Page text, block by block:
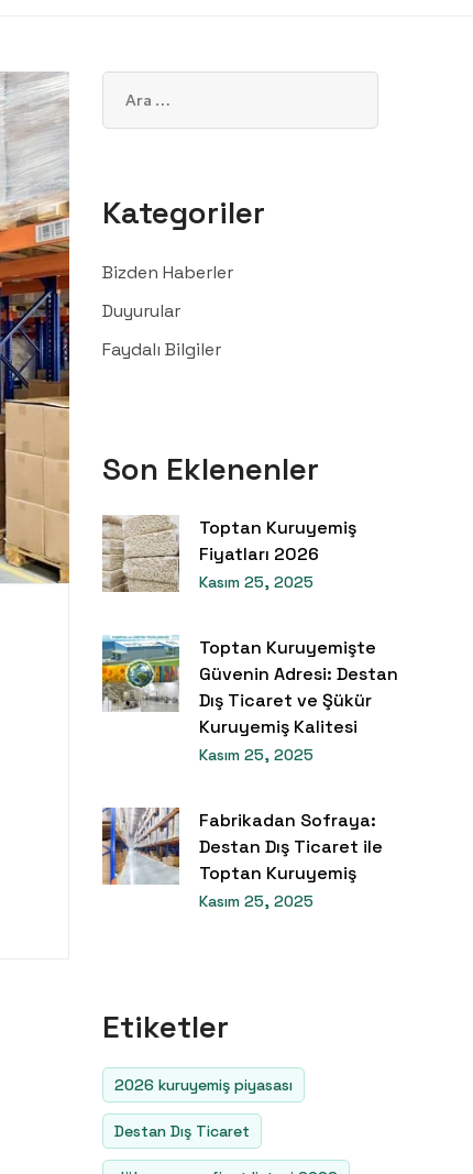
Kategoriler
Bizden Haberler
Duyurular
Faydalı Bilgiler
Son Eklenenler
Toptan Kuruyemiş
Fiyatları 2026
Kasım 25, 2025
Toptan Kuruyemişte
Güvenin Adresi: Destan
Dış Ticaret ve Şükür
Kuruyemiş Kalitesi
Kasım 25, 2025
Fabrikadan Sofraya:
Destan Dış Ticaret ile
Toptan Kuruyemiş
Kasım 25, 2025
Etiketler
2026 kuruyemiş piyasası
Destan Dış Ticaret